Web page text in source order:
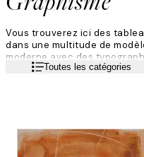
Vous trouverez ici des
dans une multitude de
moderne avec des
géométriques. L’art
Lire la suiteToutes les catégories